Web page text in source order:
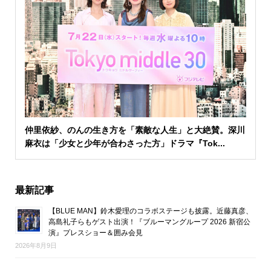
仲里依紗、のんの生き方を「素敵な人生」と大絶賛。深川
麻衣は「少女と少年が合わさった方」ドラマ『Tok...
最新記事
【BLUE MAN】鈴木愛理のコラボステージも披露。近藤真彦、
高島礼子らもゲスト出演！『ブルーマングループ 2026 新宿公
演』プレスショー＆囲み会見
2026年8月9日